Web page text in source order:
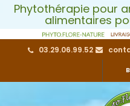
Phytothérapie pour
alimentaires
03.29.06.99.52